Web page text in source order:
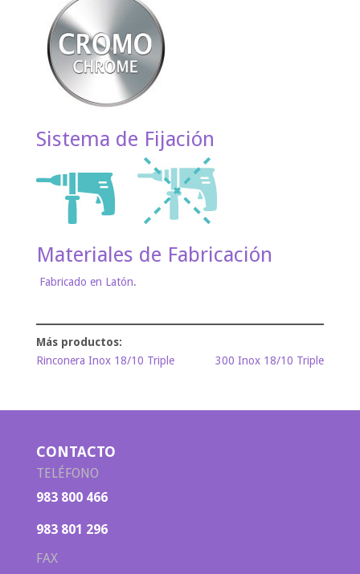
Sistema de Fijación
Materiales de Fabricación
Fabricado en Latón.
Rinconera Inox 18/10 Triple 300 Inox 18/10 Triple
CONTACTO
TELÉFONO
983 800 466
983 801 296
FAX